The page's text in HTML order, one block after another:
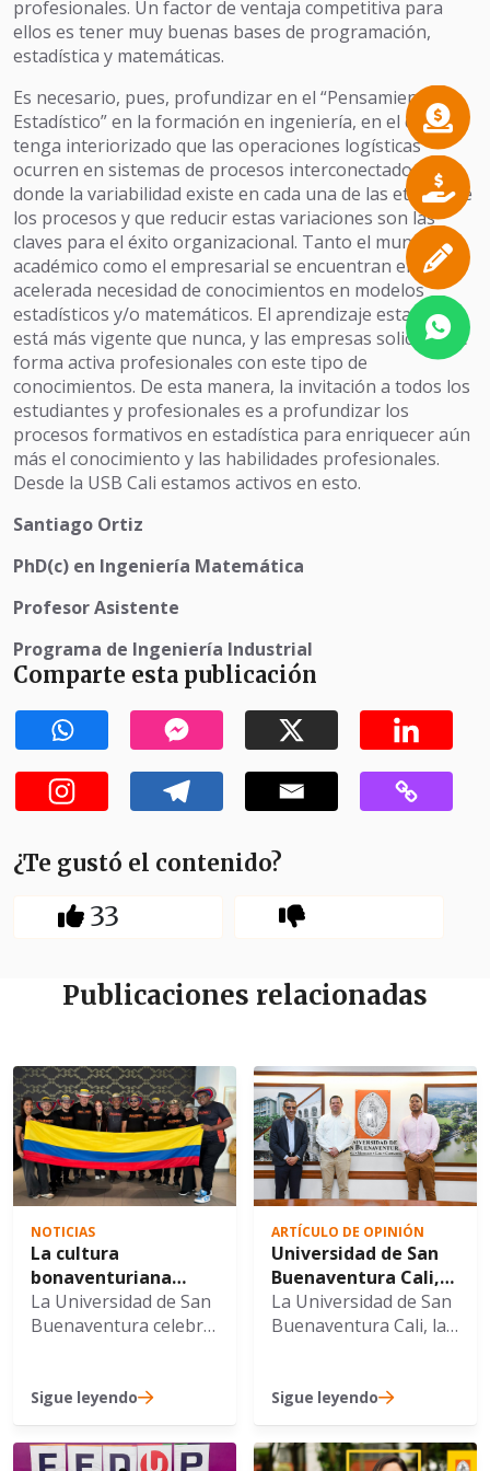
profesionales. Un factor de ventaja competitiva para
ellos es tener muy buenas bases de programación,
estadística y matemáticas.
Es necesario, pues, profundizar en el “Pensamiento
Estadístico” en la formación en ingeniería, en el cual se
tenga interiorizado que las operaciones logísticas
ocurren en sistemas de procesos interconectados,
donde la variabilidad existe en cada una de las etapas de
los procesos y que reducir estas variaciones son las
claves para el éxito organizacional. Tanto el mundo
académico como el empresarial se encuentran en una
acelerada necesidad de conocimientos en modelos
estadísticos y/o matemáticos. El aprendizaje estadístico
está más vigente que nunca, y las empresas solicitan de
forma activa profesionales con este tipo de
conocimientos. De esta manera, la invitación a todos los
estudiantes y profesionales es a profundizar los
procesos formativos en estadística para enriquecer aún
más el conocimiento y las habilidades profesionales.
Desde la USB Cali estamos activos en esto.
Santiago Ortiz
PhD(c) en Ingeniería Matemática
Profesor Asistente
Programa de Ingeniería Industrial
Comparte esta publicación
¿Te gustó el contenido?
33
Publicaciones relacionadas
NOTICIAS
La cultura
bonaventuriana
cruzó fronteras con
la gira internacional
La Universidad de San
Buenaventura celebra
desempeño y la
impecable
representación
Sigue leyendo
ARTÍCULO DE OPINIÓN
Universidad de San
Buenaventura Cali,
Alcaldía de Cali y
ACOPI fortalecen
internacionalización
de las MIPYMES
La Universidad de San
Buenaventura Cali, la
de la Alcaldía de Cali y
ACOPI oficializaron
una nueva alianza
Sigue leyendo